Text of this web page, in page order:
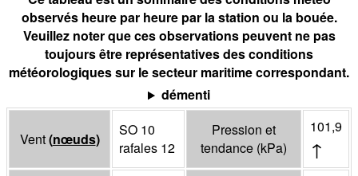
observés heure par heure par la station ou la bouée.
Veuillez noter que ces observations peuvent ne pas
toujours être représentatives des conditions
météorologiques sur le secteur maritime correspondant.
démenti
Vent(nœuds)
SO 10
rafales 12
Pression et
tendance (kPa)
101,9
↑